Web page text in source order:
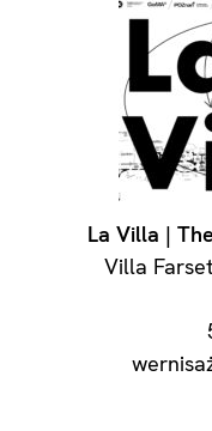
La Villa |
Villa